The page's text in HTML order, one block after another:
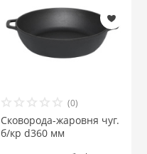
(0)
Сковорода-жаровня чуг.
б/кр d360 мм